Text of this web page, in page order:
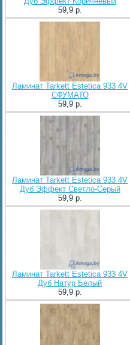
59,9 p.
Ламинат Tarkett Estetica 933 4V
СФУМАТО
59,9 p.
Ламинат Tarkett Estetica 933 4V
Дуб Эффект Светло-Серый
59,9 p.
Ламинат Tarkett Estetica 933 4V
Дуб Натур Белый
59,9 p.